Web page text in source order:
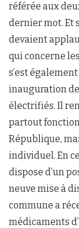
référée aux
dernier mot. Et
devaient
qui concerne
s’est
inauguration de
électrifiés. Il
partout
République,
individuel. En
dispose d’un
neuve mise à
commune a
médicaments